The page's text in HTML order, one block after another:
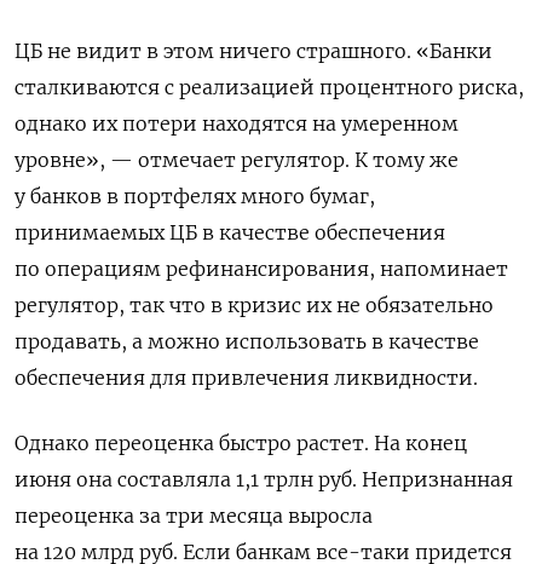
ЦБ не видит в этом ничего страшного. «Банки
сталкиваются с реализацией процентного риска,
однако их потери находятся на умеренном
уровне», — отмечает регулятор. К тому же
у банков в портфелях много бумаг,
принимаемых ЦБ в качестве обеспечения
по операциям рефинансирования, напоминает
регулятор, так что в кризис их не обязательно
продавать, а можно использовать в качестве
обеспечения для привлечения ликвидности.
Однако переоценка быстро растет. На конец
июня она составляла 1,1 трлн руб. Непризнанная
переоценка за три месяца выросла
на 120 млрд руб. Если банкам все-таки придется